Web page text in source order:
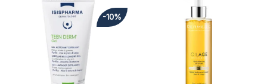
-10%